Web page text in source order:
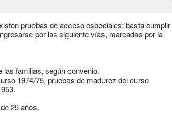
pruebas de acceso especiales; basta cumplir
por las siguiente vías, marcadas por la
las familias, según convenio.
1974/75, pruebas de madurez del curso
25 años.